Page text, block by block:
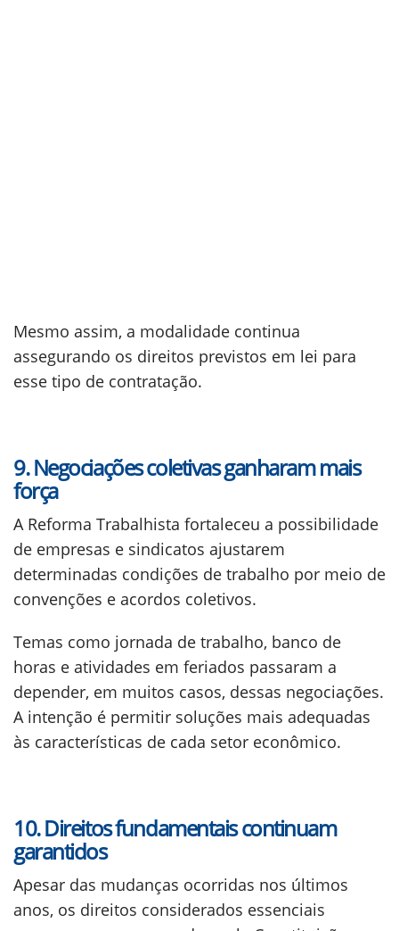
Mesmo assim, a modalidade continua
assegurando os direitos previstos em lei para
esse tipo de contratação.
9. Negociações coletivas ganharam mais
força
A Reforma Trabalhista fortaleceu a possibilidade
de empresas e sindicatos ajustarem
determinadas condições de trabalho por meio de
convenções e acordos coletivos.
Temas como jornada de trabalho, banco de
horas e atividades em feriados passaram a
depender, em muitos casos, dessas negociações.
A intenção é permitir soluções mais adequadas
às características de cada setor econômico.
10. Direitos fundamentais continuam
garantidos
Apesar das mudanças ocorridas nos últimos
anos, os direitos considerados essenciais